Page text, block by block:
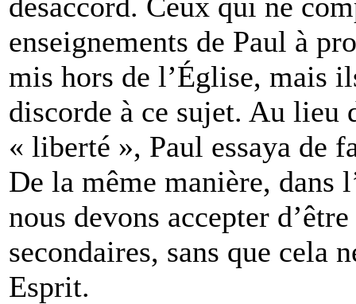
enseignements de Paul à
mis hors de l’Église, mais
discorde à ce sujet. Au lieu
« liberté », Paul essaya de
De la même manière, dans
nous devons accepter
secondaires, sans que cela
Esprit.